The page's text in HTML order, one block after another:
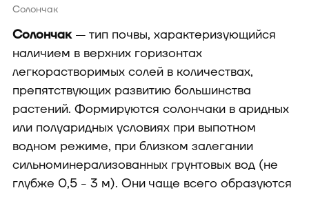
Солончак
Солончак— тип почвы, характеризующийся
наличием в верхних горизонтах
легкорастворимых солей в количествах,
препятствующих развитию большинства
растений. Формируются солончаки в аридных
или полуаридных условиях при выпотном
водном режиме, при близком залегании
сильноминерализованных грунтовых вод (не
глубже 0,5 - 3 м). Они чаще всего образуются